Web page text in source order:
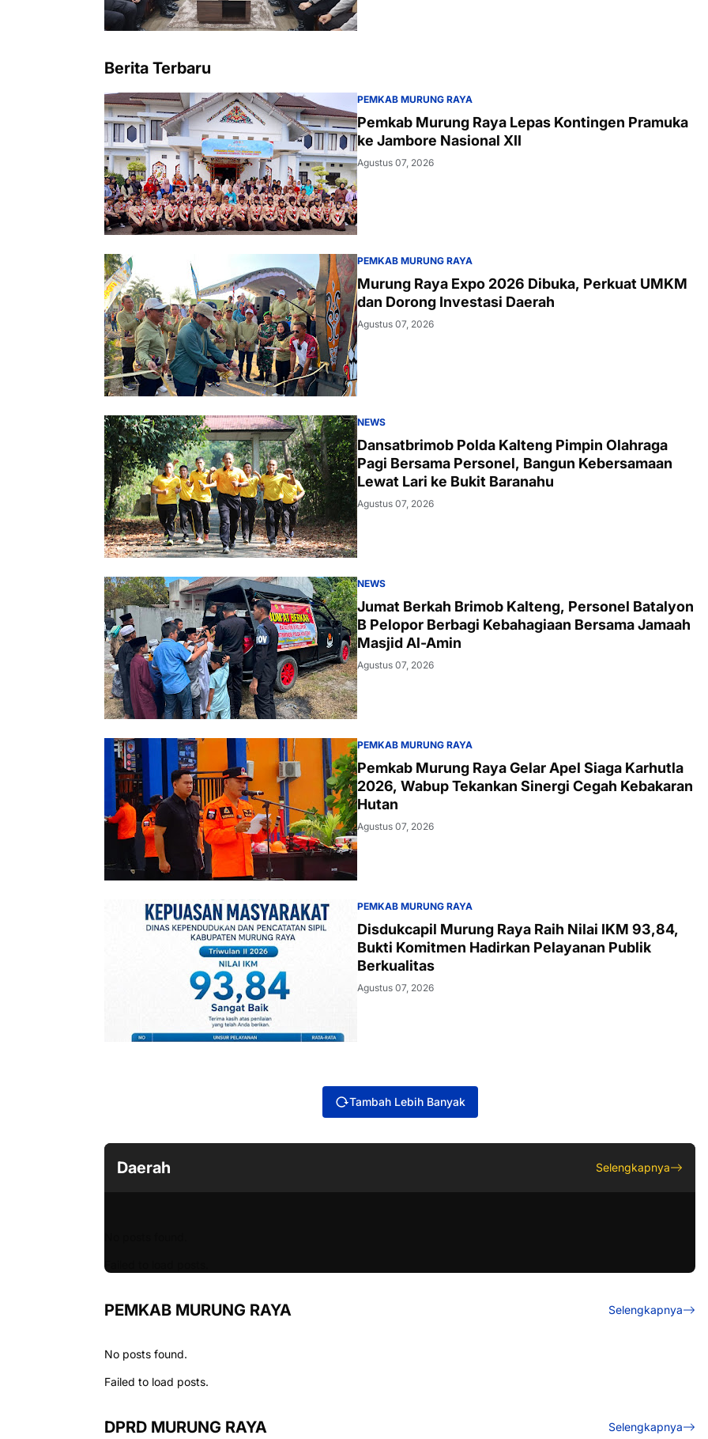
Berita Terbaru
PEMKAB MURUNG RAYA
Pemkab Murung Raya Lepas Kontingen Pramuka
ke Jambore Nasional XII
Agustus 07, 2026
PEMKAB MURUNG RAYA
Murung Raya Expo 2026 Dibuka, Perkuat UMKM
dan Dorong Investasi Daerah
Agustus 07, 2026
NEWS
Dansatbrimob Polda Kalteng Pimpin Olahraga
Pagi Bersama Personel, Bangun Kebersamaan
Lewat Lari ke Bukit Baranahu
Agustus 07, 2026
NEWS
Jumat Berkah Brimob Kalteng, Personel Batalyon
B Pelopor Berbagi Kebahagiaan Bersama Jamaah
Masjid Al-Amin
Agustus 07, 2026
PEMKAB MURUNG RAYA
Pemkab Murung Raya Gelar Apel Siaga Karhutla
2026, Wabup Tekankan Sinergi Cegah Kebakaran
Hutan
Agustus 07, 2026
PEMKAB MURUNG RAYA
Disdukcapil Murung Raya Raih Nilai IKM 93,84,
Bukti Komitmen Hadirkan Pelayanan Publik
Berkualitas
Agustus 07, 2026
Tambah Lebih Banyak
Daerah Selengkapnya
Failed to load posts.
PEMKAB MURUNG RAYA Selengkapnya
No posts found.
Failed to load posts.
DPRD MURUNG RAYA Selengkapnya